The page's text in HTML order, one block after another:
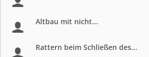
Altbau mit nicht...
Rattern beim Schließen des...